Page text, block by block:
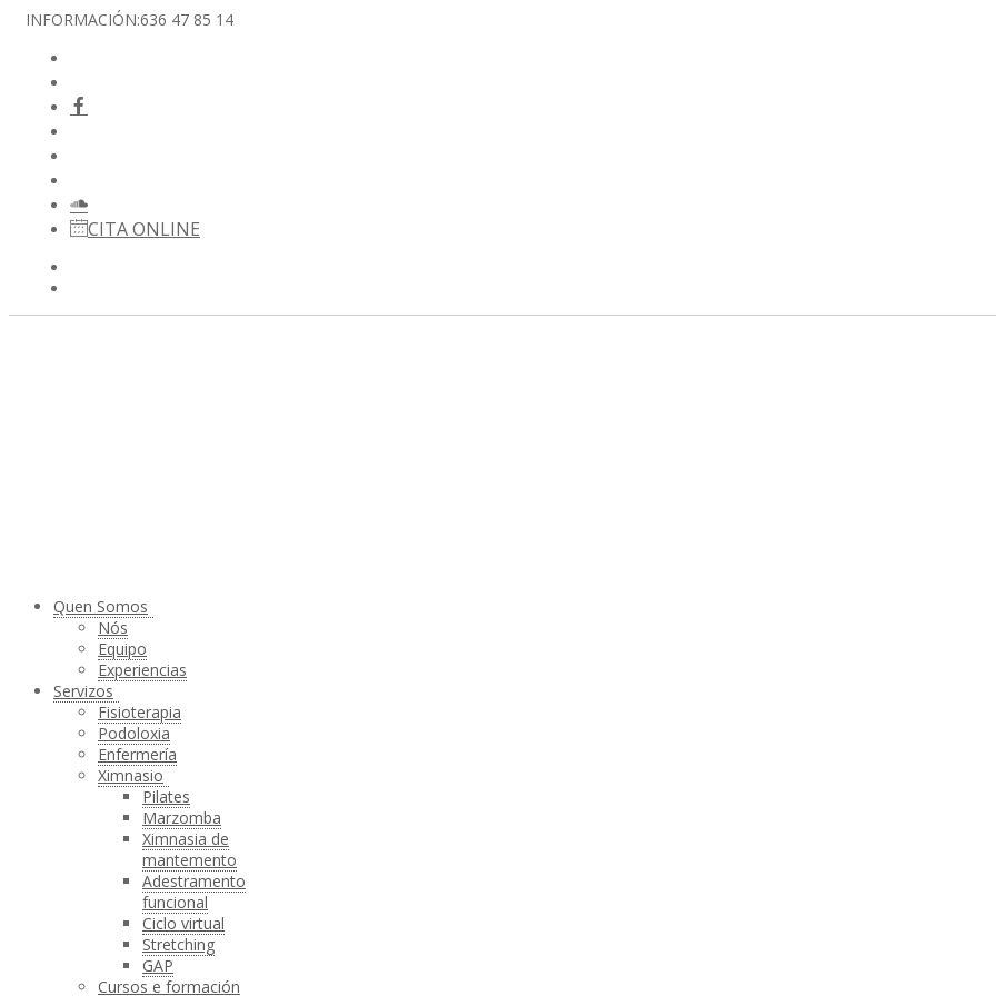
INFORMACIÓN:636 47 85 14
CITA ONLINE
Quen Somos
Nós
Equipo
Experiencias
Servizos
Fisioterapia
Podoloxia
Enfermería
Ximnasio
Pilates
Marzomba
Ximnasia de
mantemento
Adestramento
funcional
Ciclo virtual
Stretching
GAP
Cursos e formación